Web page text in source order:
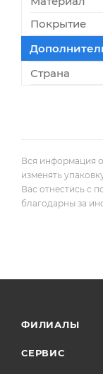
Покрытие
Страна
Вся информация
изменять
Вас отнестись с
благодарны за
ФИЛИАЛЫ
СЕРВИС